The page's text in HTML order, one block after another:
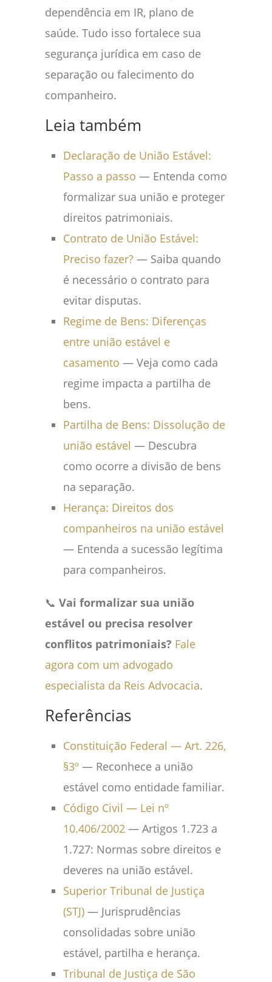
dependência em IR, plano de
saúde. Tudo isso fortalece sua
segurança jurídica em caso de
separação ou falecimento do
companheiro.
Leia também
Declaração de União Estável:
Passo a passo — Entenda como
formalizar sua união e proteger
direitos patrimoniais.
Contrato de União Estável:
Preciso fazer? — Saiba quando
é necessário o contrato para
evitar disputas.
Regime de Bens: Diferenças
entre união estável e
casamento — Veja como cada
regime impacta a partilha de
bens.
Partilha de Bens: Dissolução de
união estável — Descubra
como ocorre a divisão de bens
na separação.
Herança: Direitos dos
companheiros na união estável
— Entenda a sucessão legítima
para companheiros.
📞 Vai formalizar sua união
estável ou precisa resolver
conflitos patrimoniais? Fale
agora com um advogado
especialista da Reis Advocacia.
Referências
Constituição Federal — Art. 226,
§3º — Reconhece a união
estável como entidade familiar.
Código Civil — Lei nº
10.406/2002 — Artigos 1.723 a
1.727: Normas sobre direitos e
deveres na união estável.
Superior Tribunal de Justiça
(STJ) — Jurisprudências
consolidadas sobre união
estável, partilha e herança.
Tribunal de Justiça de São